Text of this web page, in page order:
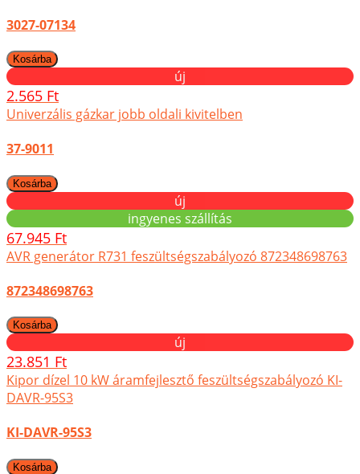
3027-07134
új
2.565 Ft
Univerzális gázkar jobb oldali kivitelben
37-9011
új
ingyenes szállítás
67.945 Ft
AVR generátor R731 feszültségszabályozó 872348698763
872348698763
új
23.851 Ft
Kipor dízel 10 kW áramfejlesztő feszültségszabályozó KI-
DAVR-95S3
KI-DAVR-95S3